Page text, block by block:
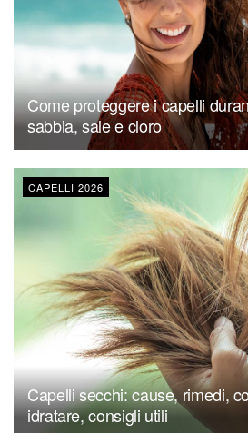
Come proteggere i capelli
sabbia, sale e cloro
CAPELLI 2026
Capelli secchi: cause, rimedi,
idratare, consigli utili